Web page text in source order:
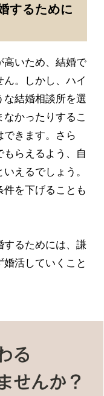
するために
高いため、結婚で
。しかし、ハイ
な結婚相談所を選
かったりするこ
できます。さら
らえるよう、自
えるでしょう。
を下げることも
するためには、謙
活していくこと